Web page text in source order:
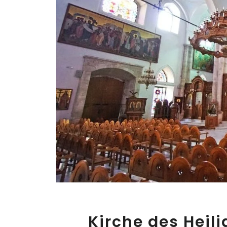
Kirche des